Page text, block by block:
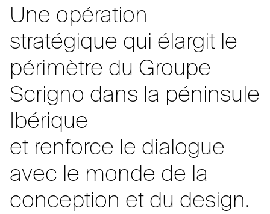
Une opération
stratégique qui élargit le
périmètre du Groupe
Scrigno dans la péninsule
Ibérique
et renforce le dialogue
avec le monde de la
conception et du design.